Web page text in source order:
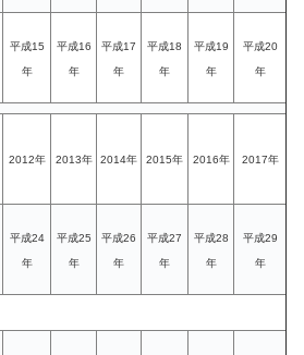
平成15
年
平成16
年
平成17
年
平成18
年
平成19
年
平成20
年
2012年 2013年 2014年 2015年 2016年 2017年
平成24
年
平成25
年
平成26
年
平成27
年
平成28
年
平成29
年